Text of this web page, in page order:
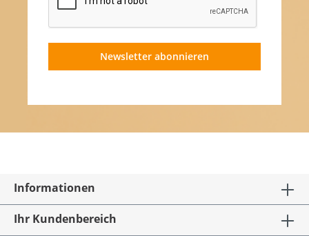
Newsletter abonnieren
Informationen
Ihr Kundenbereich